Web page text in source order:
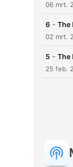
06 mrt.
6 - The
02 mrt.
5 - The
25 feb.